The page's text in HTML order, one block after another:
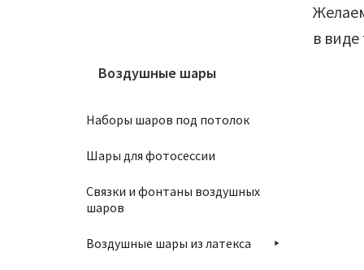
в
Воздушные шары
Наборы шаров под потолок
Шары для фотосессии
Связки и фонтаны воздушных
шаров
Воздушные шары из латекса